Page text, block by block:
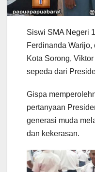
Siswi SMA Negeri
Ferdinanda
Kota Sorong,
sepeda dari
Gispa
pertanyaan
generasi muda
dan kekerasan.